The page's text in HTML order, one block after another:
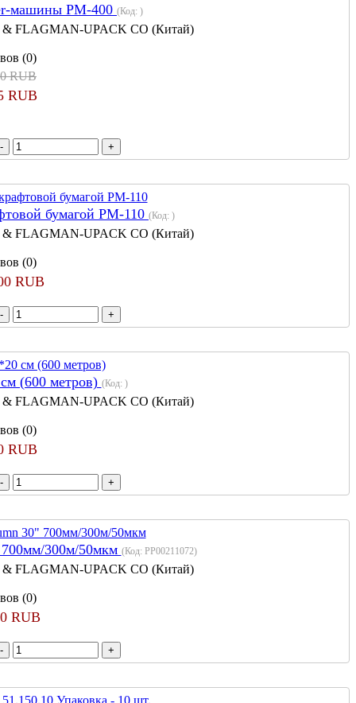
машины PM-400 (Код: )
& FLAGMAN-UPACK CO (Китай)
(0)
RUB
RUB
бумагой РМ-110 (Код: )
& FLAGMAN-UPACK CO (Китай)
(0)
RUB
(600 метров) (Код: )
& FLAGMAN-UPACK CO (Китай)
(0)
RUB
300м/50мкм (Код: PP00211072)
& FLAGMAN-UPACK CO (Китай)
(0)
RUB